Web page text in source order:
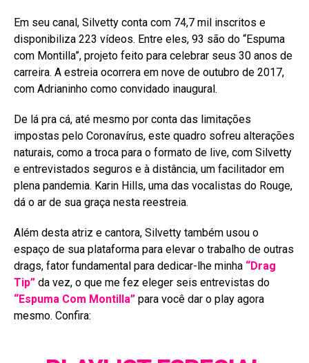
Em seu canal, Silvetty conta com 74,7 mil inscritos e
disponibiliza 223 vídeos. Entre eles, 93 são do “Espuma
com Montilla”, projeto feito para celebrar seus 30 anos de
carreira. A estreia ocorrera em nove de outubro de 2017,
com Adrianinho como convidado inaugural.
De lá pra cá, até mesmo por conta das limitações
impostas pelo Coronavírus, este quadro sofreu alterações
naturais, como a troca para o formato de live, com Silvetty
e entrevistados seguros e à distância, um facilitador em
plena pandemia. Karin Hills, uma das vocalistas do Rouge,
dá o ar de sua graça nesta reestreia.
Além desta atriz e cantora, Silvetty também usou o
espaço de sua plataforma para elevar o trabalho de outras
drags, fator fundamental para dedicar-lhe minha “Drag
Tip” da vez, o que me fez eleger seis entrevistas do
“Espuma Com Montilla” para você dar o play agora
mesmo. Confira: